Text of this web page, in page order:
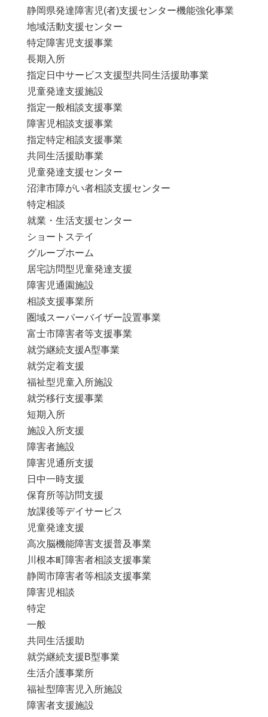
静岡県発達障害児(者)支援センター機能強化事業
地域活動支援センター
特定障害児支援事業
長期入所
指定日中サービス支援型共同生活援助事業
児童発達支援施設
指定一般相談支援事業
障害児相談支援事業
指定特定相談支援事業
共同生活援助事業
児童発達支援センター
沼津市障がい者相談支援センター
特定相談
就業・生活支援センター
ショートステイ
グループホーム
居宅訪問型児童発達支援
障害児通園施設
相談支援事業所
圏域スーパーバイザー設置事業
富士市障害者等支援事業
就労継続支援A型事業
就労定着支援
福祉型児童入所施設
就労移行支援事業
短期入所
施設入所支援
障害者施設
障害児通所支援
日中一時支援
保育所等訪問支援
放課後等デイサービス
児童発達支援
高次脳機能障害支援普及事業
川根本町障害者相談支援事業
静岡市障害者等相談支援事業
障害児相談
特定
一般
共同生活援助
就労継続支援B型事業
生活介護事業所
福祉型障害児入所施設
障害者支援施設